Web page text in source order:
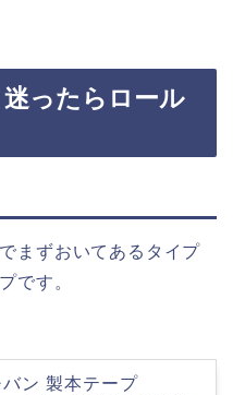
ったらロール
まずおいてあるタイプ
です。
バン 製本テープ